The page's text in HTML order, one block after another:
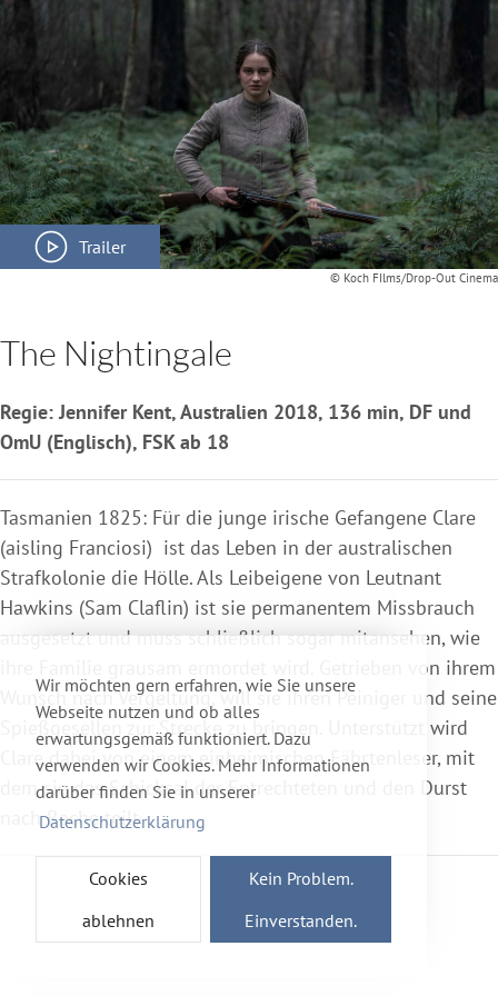
Wir möchten gern erfahren, wie Sie unsere
Webseite nutzen und ob alles
erwartungsgemäß funktioniert. Dazu
verwenden wir Cookies. Mehr Informationen
darüber finden Sie in unserer
Datenschutzerklärung
Cookies
ablehnen
Kein Problem.
Einverstanden.
Trailer
© Koch FIlms/Drop-Out Cinema
The Nightingale
Regie: Jennifer Kent, Australien 2018, 136 min, DF und
OmU (Englisch), FSK ab 18
Tasmanien 1825: Für die junge irische Gefangene Clare
(aisling Franciosi) ist das Leben in der australischen
Strafkolonie die Hölle. Als Leibeigene von Leutnant
Hawkins (Sam Claflin) ist sie permanentem Missbrauch
ausgesetzt und muss schließlich sogar mitansehen, wie
ihre Familie grausam ermordet wird. Getrieben von ihrem
Wunsch nach Vergeltung, will sie ihren Peiniger und seine
Spießgesellen zur Strecke zu bringen. Unterstützt wird
Clare dabei von einem einheimischen Fährtenleser, mit
dem sie das Schicksal der Entrechteten und den Durst
nach Rache teilt.